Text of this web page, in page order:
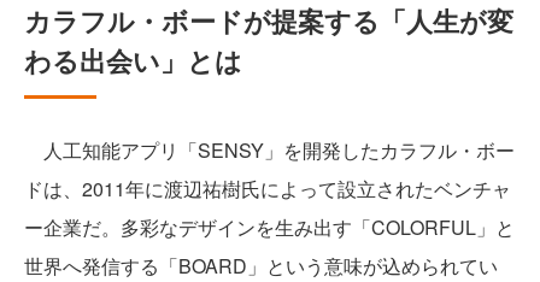
カラフル・ボードが提案する「人生が変
わる出会い」とは
人工知能アプリ「SENSY」を開発したカラフル・ボー
ドは、2011年に渡辺祐樹氏によって設立されたベンチャ
ー企業だ。多彩なデザインを生み出す「COLORFUL」と
世界へ発信する「BOARD」という意味が込められてい